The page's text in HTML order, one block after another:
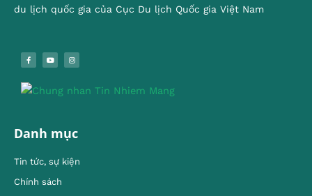
du lịch quốc gia của Cục Du lịch Quốc gia Việt Nam
Danh mục
Tin tức, sự kiện
Chính sách